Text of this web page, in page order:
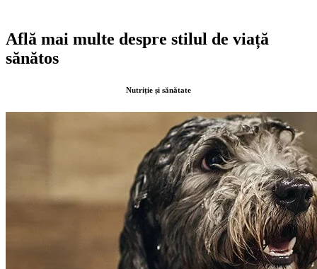
Află mai multe despre stilul de viață
sănătos
Nutriție și sănătate